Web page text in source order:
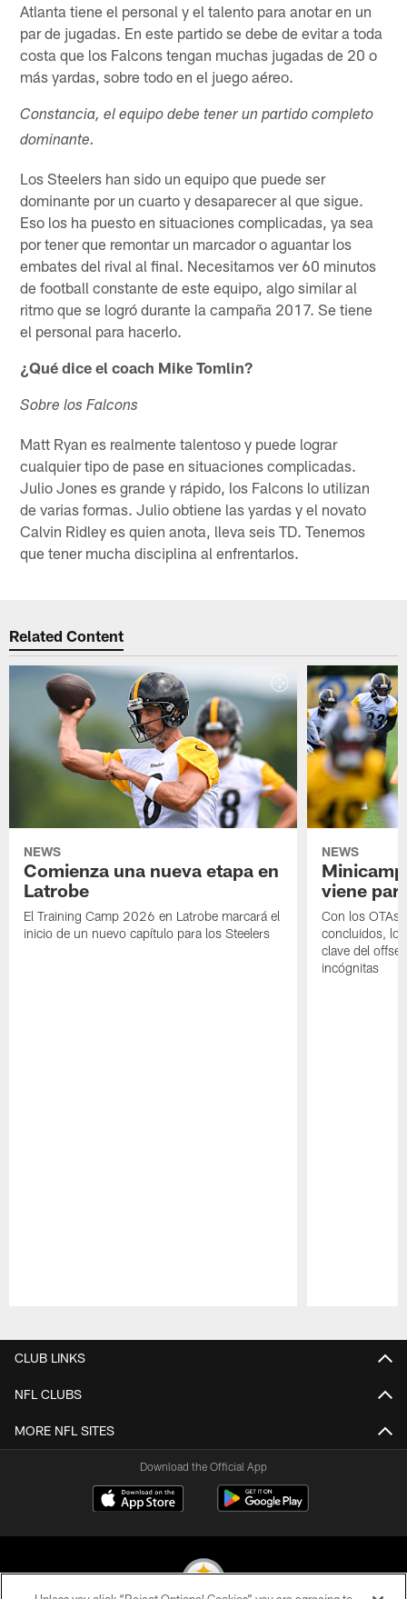
Atlanta tiene el personal y el talento para anotar en un
par de jugadas. En este partido se debe de evitar a toda
costa que los Falcons tengan muchas jugadas de 20 o
más yardas, sobre todo en el juego aéreo.
Constancia, el equipo debe tener un partido completo
dominante.
Los Steelers han sido un equipo que puede ser
dominante por un cuarto y desaparecer al que sigue.
Eso los ha puesto en situaciones complicadas, ya sea
por tener que remontar un marcador o aguantar los
embates del rival al final. Necesitamos ver 60 minutos
de football constante de este equipo, algo similar al
ritmo que se logró durante la campaña 2017. Se tiene
el personal para hacerlo.
¿Qué dice el coach Mike Tomlin?
Sobre los Falcons
Matt Ryan es realmente talentoso y puede lograr
cualquier tipo de pase en situaciones complicadas.
Julio Jones es grande y rápido, los Falcons lo utilizan
de varias formas. Julio obtiene las yardas y el novato
Calvin Ridley es quien anota, lleva seis TD. Tenemos
que tener mucha disciplina al enfrentarlos.
Related Content
NEWS
Comienza una nueva etapa en
Latrobe
El Training Camp 2026 en Latrobe marcará el
inicio de un nuevo capítulo para los Steelers
NEWS
viene
Con los OTAs
concluidos,
clave del
incógnitas
CLUB LINKS
NFL CLUBS
MORE NFL SITES
Download the Official App